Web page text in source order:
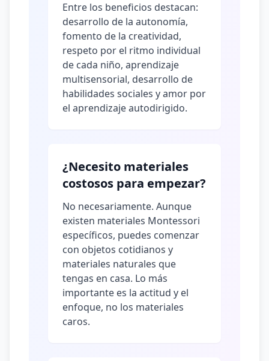
Entre los beneficios destacan:
desarrollo de la autonomía,
fomento de la creatividad,
respeto por el ritmo individual
de cada niño, aprendizaje
multisensorial, desarrollo de
habilidades sociales y amor por
el aprendizaje autodirigido.
¿Necesito materiales
costosos para empezar?
No necesariamente. Aunque
existen materiales Montessori
específicos, puedes comenzar
con objetos cotidianos y
materiales naturales que
tengas en casa. Lo más
importante es la actitud y el
enfoque, no los materiales
caros.